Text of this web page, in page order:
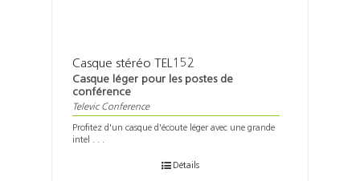
Casque stéréo TEL152
Casque léger pour les postes de
conférence
Televic Conference
Profitez d'un casque d'écoute léger avec une grande
intel . . .
Détails